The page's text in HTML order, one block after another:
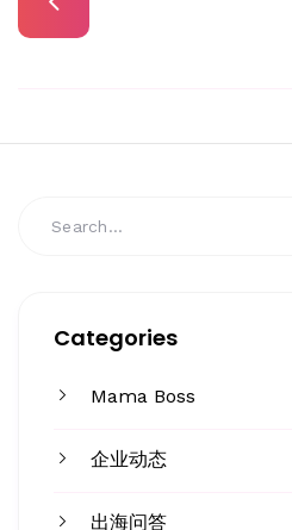
Categories
Mama Boss
企业动态
出海问答